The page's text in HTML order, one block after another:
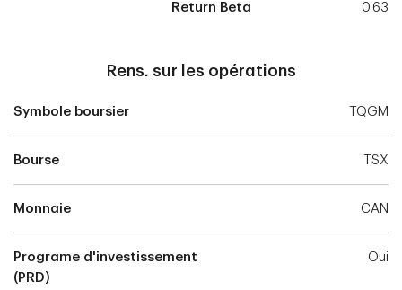
Return Beta 0,63
Rens. sur les opérations
Symbole boursier TQGM
Bourse TSX
Monnaie CAN
Programe d'investissement
(PRD)
Oui